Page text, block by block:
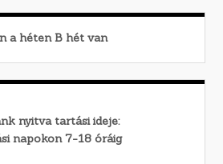
a héten B hét van
nyitva tartási ideje:
napokon 7-18 óráig